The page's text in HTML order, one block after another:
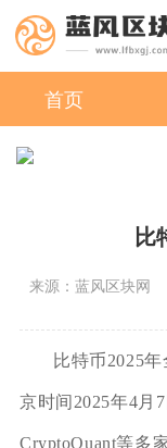
首页
比
来源：蓝风区块网
比特币2025
京时间2025年4月
CryptoQuant等多